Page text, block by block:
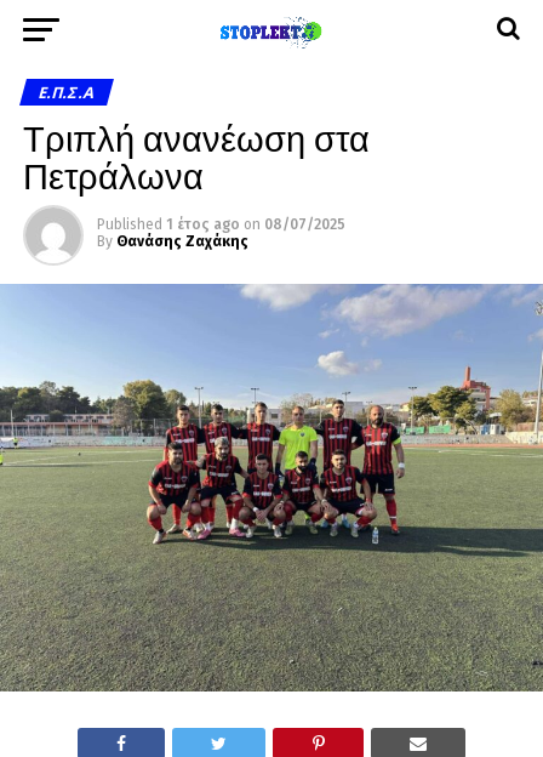
Ε.Π.Σ.Α
Τριπλή ανανέωση στα
Πετράλωνα
Published 1 έτος ago on 08/07/2025
By Θανάσης Ζαχάκης